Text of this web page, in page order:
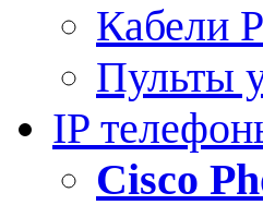
Кабели
Пульты
IP
Сisco